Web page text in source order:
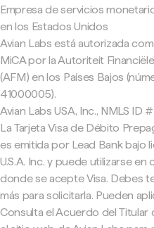
Empresa de servicios
en los Estados Unidos
Avian Labs está autorizada
MiCA por la Autoriteit
(AFM) en los Países Bajos
41000005).
Avian Labs USA, Inc., NMLS ID
La Tarjeta Visa de Débito
es emitida por Lead Bank bajo
U.S.A. Inc. y puede utilizarse en
donde se acepte Visa. Debes
más para solicitarla. Pueden
Consulta el Acuerdo del Titular